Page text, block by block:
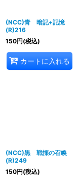
(NCC)青 暗記+記憶
(R)216
150円(税込)
カートに入れる
(NCC)黒 戦慄の召喚
(R)249
150円(税込)